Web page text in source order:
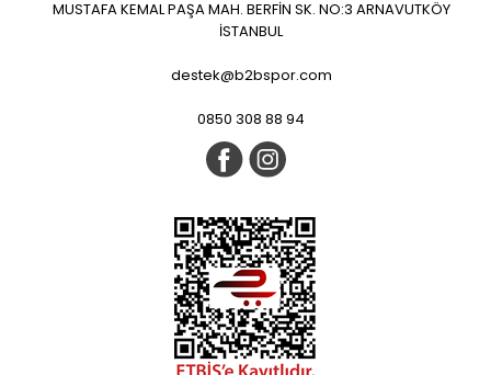
MUSTAFA KEMAL PAŞA MAH. BERFİN SK. NO:3 ARNAVUTKÖY
İSTANBUL
destek@b2bspor.com
0850 308 88 94